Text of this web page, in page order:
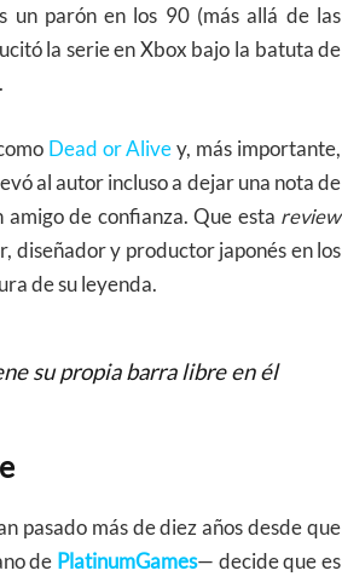
un parón en los 90 (más allá de las
la serie en Xbox bajo la batuta de
Dead or Alive y, más importante,
al autor incluso a dejar una nota de
amigo de confianza. Que esta review
diseñador y productor japonés en los
de su leyenda.
su propia barra libre en él
pasado más de diez años desde que
de PlatinumGames— decide que es